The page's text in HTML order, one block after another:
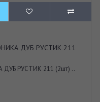
ДУБ РУСТИК 211
ДУБ РУСТИК 211 (2шт) ..